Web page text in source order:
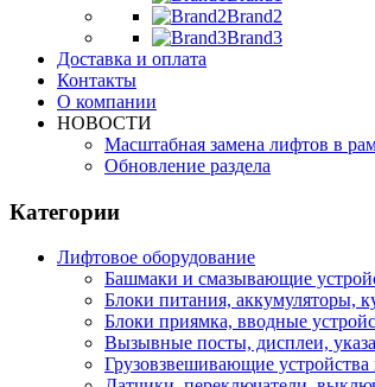
Brand2
Brand3
Доставка и оплата
Контакты
О компании
НОВОСТИ
Масштабная замена лифтов в
Обновление раздела
Категории
Лифтовое оборудование
Башмаки и смазывающие
Блоки питания, аккумуляторы,
Блоки приямка, вводные
Вызывные посты, дисплеи,
Грузовзвешивающие